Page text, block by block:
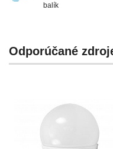
balík
Odporúčané